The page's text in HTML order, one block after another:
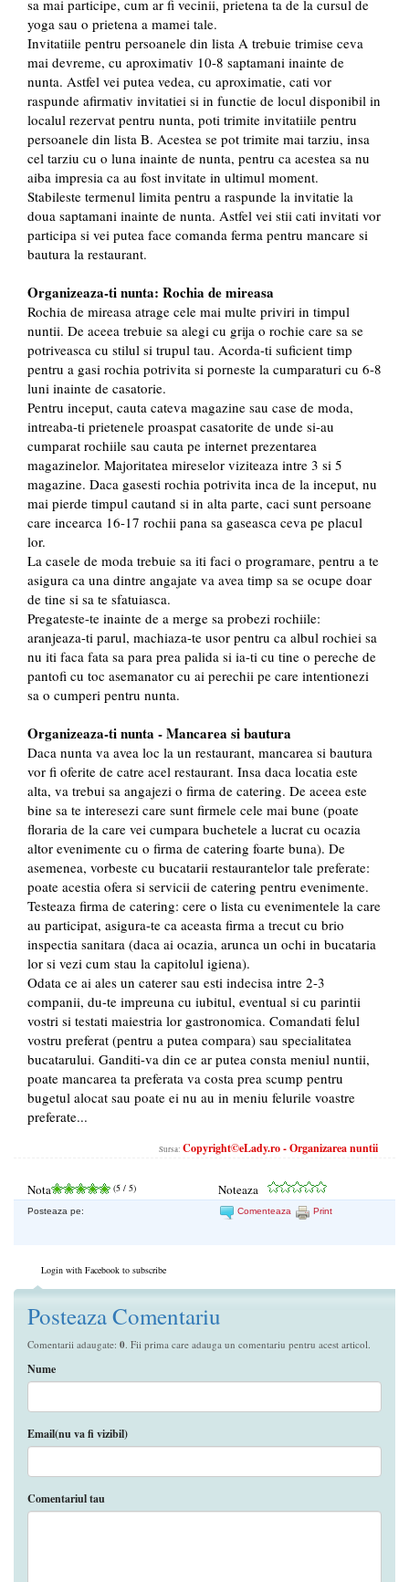
sa mai participe, cum ar fi vecinii, prietena ta de la cursul de
yoga sau o prietena a mamei tale.
Invitatiile pentru persoanele din lista A trebuie trimise ceva
mai devreme, cu aproximativ 10-8 saptamani inainte de
nunta. Astfel vei putea vedea, cu aproximatie, cati vor
raspunde afirmativ invitatiei si in functie de locul disponibil in
localul rezervat pentru nunta, poti trimite invitatiile pentru
persoanele din lista B. Acestea se pot trimite mai tarziu, insa
cel tarziu cu o luna inainte de nunta, pentru ca acestea sa nu
aiba impresia ca au fost invitate in ultimul moment.
Stabileste termenul limita pentru a raspunde la invitatie la
doua saptamani inainte de nunta. Astfel vei stii cati invitati vor
participa si vei putea face comanda ferma pentru mancare si
bautura la restaurant.
Organizeaza-ti nunta: Rochia de mireasa
Rochia de mireasa atrage cele mai multe priviri in timpul
nuntii. De aceea trebuie sa alegi cu grija o rochie care sa se
potriveasca cu stilul si trupul tau. Acorda-ti suficient timp
pentru a gasi rochia potrivita si porneste la cumparaturi cu 6-8
luni inainte de casatorie.
Pentru inceput, cauta cateva magazine sau case de moda,
intreaba-ti prietenele proaspat casatorite de unde si-au
cumparat rochiile sau cauta pe internet prezentarea
magazinelor. Majoritatea mireselor viziteaza intre 3 si 5
magazine. Daca gasesti rochia potrivita inca de la inceput, nu
mai pierde timpul cautand si in alta parte, caci sunt persoane
care incearca 16-17 rochii pana sa gaseasca ceva pe placul
lor.
La casele de moda trebuie sa iti faci o programare, pentru a te
asigura ca una dintre angajate va avea timp sa se ocupe doar
de tine si sa te sfatuiasca.
Pregateste-te inainte de a merge sa probezi rochiile:
aranjeaza-ti parul, machiaza-te usor pentru ca albul rochiei sa
nu iti faca fata sa para prea palida si ia-ti cu tine o pereche de
pantofi cu toc asemanator cu ai perechii pe care intentionezi
sa o cumperi pentru nunta.
Organizeaza-ti nunta - Mancarea si bautura
Daca nunta va avea loc la un restaurant, mancarea si bautura
vor fi oferite de catre acel restaurant. Insa daca locatia este
alta, va trebui sa angajezi o firma de catering. De aceea este
bine sa te interesezi care sunt firmele cele mai bune (poate
floraria de la care vei cumpara buchetele a lucrat cu ocazia
altor evenimente cu o firma de catering foarte buna). De
asemenea, vorbeste cu bucatarii restaurantelor tale preferate:
poate acestia ofera si servicii de catering pentru evenimente.
Testeaza firma de catering: cere o lista cu evenimentele la care
au participat, asigura-te ca aceasta firma a trecut cu brio
inspectia sanitara (daca ai ocazia, arunca un ochi in bucataria
lor si vezi cum stau la capitolul igiena).
Odata ce ai ales un caterer sau esti indecisa intre 2-3
companii, du-te impreuna cu iubitul, eventual si cu parintii
vostri si testati maiestria lor gastronomica. Comandati felul
vostru preferat (pentru a putea compara) sau specialitatea
bucatarului. Ganditi-va din ce ar putea consta meniul nuntii,
poate mancarea ta preferata va costa prea scump pentru
bugetul alocat sau poate ei nu au in meniu felurile voastre
preferate...
Sursa: Copyright©eLady.ro - Organizarea nuntii
Nota (5 / 5) Noteaza
Posteaza pe: Comenteaza Print
Login with Facebook to subscribe
Posteaza Comentariu
Comentarii adaugate: 0 . Fii prima care adauga un comentariu pentru acest articol.
Nume
Email(nu va fi vizibil)
Comentariul tau